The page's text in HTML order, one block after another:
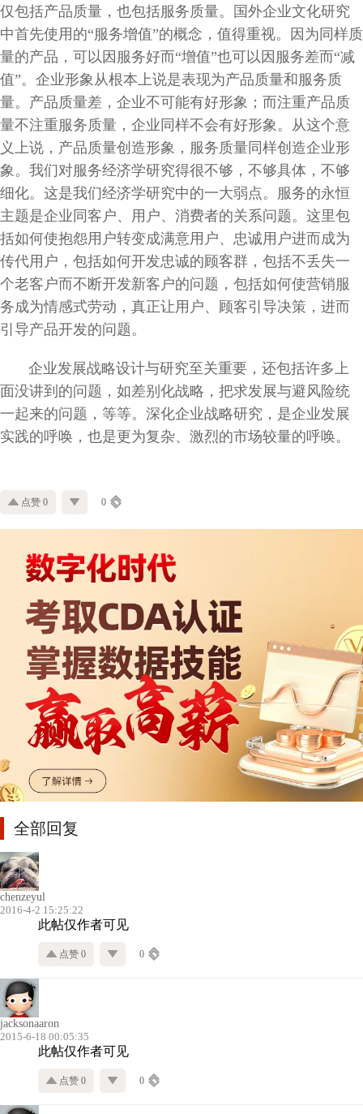
仅包括产品质量，也包括服务质量。国外企业文化研究
中首先使用的“服务增值”的概念，值得重视。因为同样质
量的产品，可以因服务好而“增值”也可以因服务差而“减
值”。企业形象从根本上说是表现为产品质量和服务质
量。产品质量差，企业不可能有好形象；而注重产品质
量不注重服务质量，企业同样不会有好形象。从这个意
义上说，产品质量创造形象，服务质量同样创造企业形
象。我们对服务经济学研究得很不够，不够具体，不够
细化。这是我们经济学研究中的一大弱点。服务的永恒
主题是企业同客户、用户、消费者的关系问题。这里包
括如何使抱怨用户转变成满意用户、忠诚用户进而成为
传代用户，包括如何开发忠诚的顾客群，包括不丢失一
个老客户而不断开发新客户的问题，包括如何使营销服
务成为情感式劳动，真正让用户、顾客引导决策，进而
引导产品开发的问题。
企业发展战略设计与研究至关重要，还包括许多上
面没讲到的问题，如差别化战略，把求发展与避风险统
一起来的问题，等等。深化企业战略研究，是企业发展
实践的呼唤，也是更为复杂、激烈的市场较量的呼唤。
点赞 0 0
全部回复
chenzeyul
2016-4-2 15:25:22
此帖仅作者可见
点赞 0 0
jacksonaaron
2015-6-18 00:05:35
此帖仅作者可见
点赞 0 0